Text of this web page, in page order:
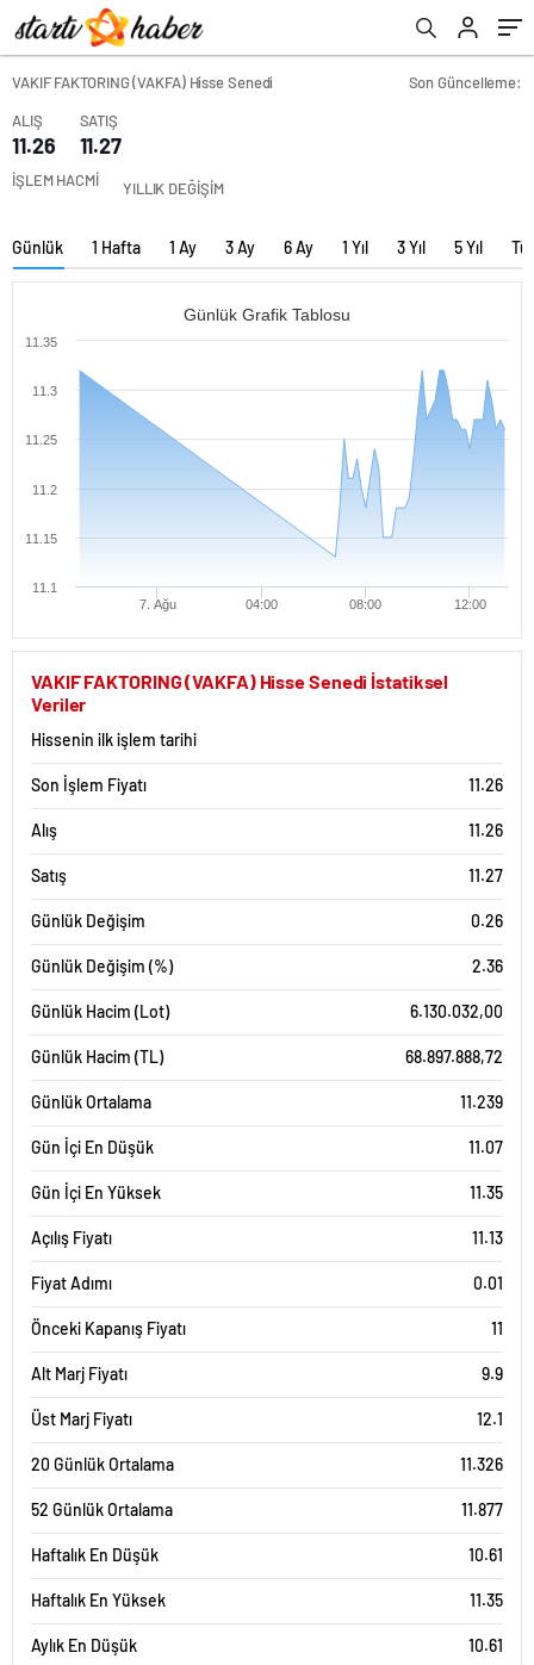
VAKIF FAKTORING (VAKFA) Hisse Senedi
Son Güncelleme:
ALIŞ
11.26
SATIŞ
11.27
İŞLEM HACMİ YILLIK DEĞİŞİM
Günlük 1 Hafta 1 Ay 3 Ay 6 Ay 1 Yıl 3 Yıl 5 Yıl
Günlük Grafik Tablosu
7. Ağu 04:00 08:00 12:00
11.1
11.15
11.2
11.25
11.3
11.35
VAKIF FAKTORING (VAKFA) Hisse Senedi İstatiksel
Veriler
Hissenin ilk işlem tarihi
Son İşlem Fiyatı 11.26
Alış 11.26
Satış 11.27
Günlük Değişim 0.26
Günlük Değişim (%) 2.36
Günlük Hacim (Lot) 6.130.032,00
Günlük Hacim (TL) 68.897.888,72
Günlük Ortalama 11.239
Gün İçi En Düşük 11.07
Gün İçi En Yüksek 11.35
Açılış Fiyatı 11.13
Fiyat Adımı 0.01
Önceki Kapanış Fiyatı 11
Alt Marj Fiyatı 9.9
Üst Marj Fiyatı 12.1
20 Günlük Ortalama 11.326
52 Günlük Ortalama 11.877
Haftalık En Düşük 10.61
Haftalık En Yüksek 11.35
Aylık En Düşük 10.61